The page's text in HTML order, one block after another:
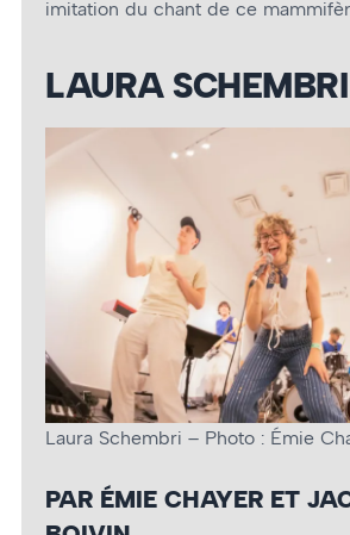
imitation du chant de ce
LAURA SCHEMBRI
Laura Schembri – Photo : Émie
PAR ÉMIE CHAYER ET